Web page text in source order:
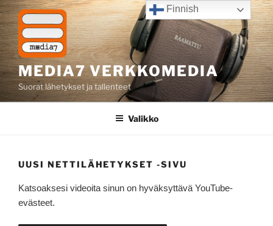
Siirry
sisältöön
MEDIA7 VERKKOMEDIA
Suorat lähetykset ja tallenteet
Valikko
UUSI NETTILÄHETYKSET -SIVU
Katsoaksesi videoita sinun on hyväksyttävä YouTube-
evästeet.
Finnish